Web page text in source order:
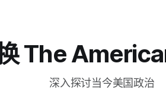
The
深入探讨当今美国政治